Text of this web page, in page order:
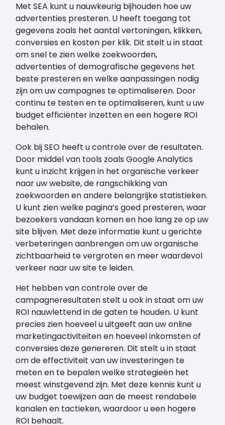
Met SEA kunt u nauwkeurig bijhouden hoe uw
advertenties presteren. U heeft toegang tot
gegevens zoals het aantal vertoningen, klikken,
conversies en kosten per klik. Dit stelt u in staat
om snel te zien welke zoekwoorden,
advertenties of demografische gegevens het
beste presteren en welke aanpassingen nodig
zijn om uw campagnes te optimaliseren. Door
continu te testen en te optimaliseren, kunt u uw
budget efficiënter inzetten en een hogere ROI
behalen.
Ook bij SEO heeft u controle over de resultaten.
Door middel van tools zoals Google Analytics
kunt u inzicht krijgen in het organische verkeer
naar uw website, de rangschikking van
zoekwoorden en andere belangrijke statistieken.
U kunt zien welke pagina’s goed presteren, waar
bezoekers vandaan komen en hoe lang ze op uw
site blijven. Met deze informatie kunt u gerichte
verbeteringen aanbrengen om uw organische
zichtbaarheid te vergroten en meer waardevol
verkeer naar uw site te leiden.
Het hebben van controle over de
campagneresultaten stelt u ook in staat om uw
ROI nauwlettend in de gaten te houden. U kunt
precies zien hoeveel u uitgeeft aan uw online
marketingactiviteiten en hoeveel inkomsten of
conversies deze genereren. Dit stelt u in staat
om de effectiviteit van uw investeringen te
meten en te bepalen welke strategieën het
meest winstgevend zijn. Met deze kennis kunt u
uw budget toewijzen aan de meest rendabele
kanalen en tactieken, waardoor u een hogere
ROI behaalt.